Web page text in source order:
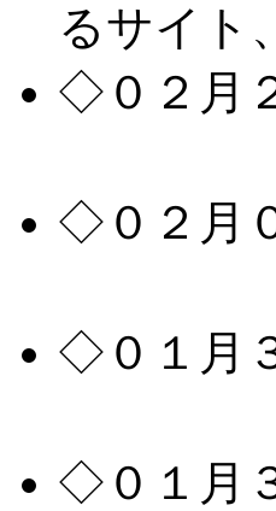
るサイト
◇０２月
◇０２月
◇０１月
◇０１月